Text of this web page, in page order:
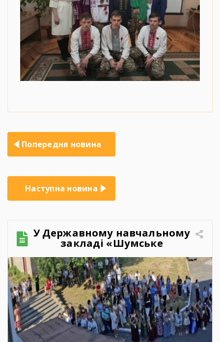
Навігація
записів
Попередня новина
Наступна новина
У Державному навчальному
закладі «Шумське
професійно-технічне
училище» відбувся
зворушливий випускний
захід – 2026